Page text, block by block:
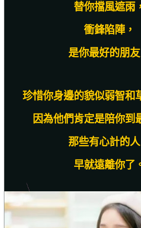
替你擋風遮雨
衝鋒陷陣，
是你最好的朋友
珍惜你身邊的貌似弱智和
因為他們肯定是陪你到
那些有心計的人
早就遠離你了